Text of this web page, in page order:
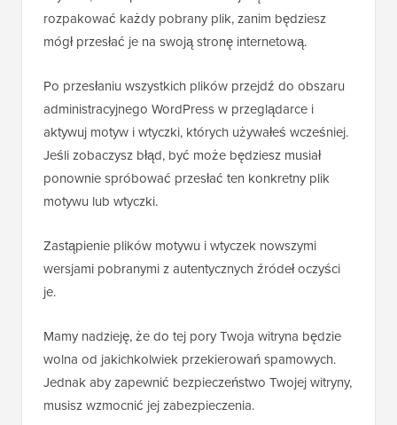
rozpakować każdy pobrany plik, zanim będziesz
mógł przesłać je na swoją stronę internetową.
Po przesłaniu wszystkich plików przejdź do obszaru
administracyjnego WordPress w przeglądarce i
aktywuj motyw i wtyczki, których używałeś wcześniej.
Jeśli zobaczysz błąd, być może będziesz musiał
ponownie spróbować przesłać ten konkretny plik
motywu lub wtyczki.
Zastąpienie plików motywu i wtyczek nowszymi
wersjami pobranymi z autentycznych źródeł oczyści
je.
Mamy nadzieję, że do tej pory Twoja witryna będzie
wolna od jakichkolwiek przekierowań spamowych.
Jednak aby zapewnić bezpieczeństwo Twojej witryny,
musisz wzmocnić jej zabezpieczenia.